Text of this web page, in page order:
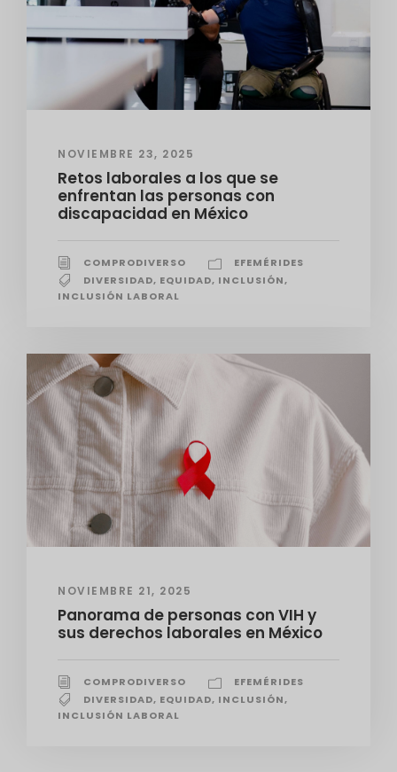
NOVIEMBRE 23, 2025
Retos laborales a los que se
enfrentan las personas con
discapacidad en México
COMPRODIVERSO
EFEMÉRIDES
DIVERSIDAD, EQUIDAD, INCLUSIÓN,
INCLUSIÓN LABORAL
NOVIEMBRE 21, 2025
Panorama de personas con VIH y
sus derechos laborales en México
COMPRODIVERSO
EFEMÉRIDES
DIVERSIDAD, EQUIDAD, INCLUSIÓN,
INCLUSIÓN LABORAL